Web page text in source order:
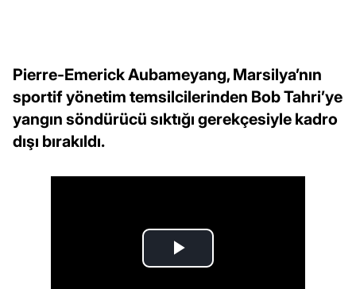
Pierre-Emerick Aubameyang, Marsilya’nın
sportif yönetim temsilcilerinden Bob Tahri’ye
yangın söndürücü sıktığı gerekçesiyle kadro
dışı bırakıldı.